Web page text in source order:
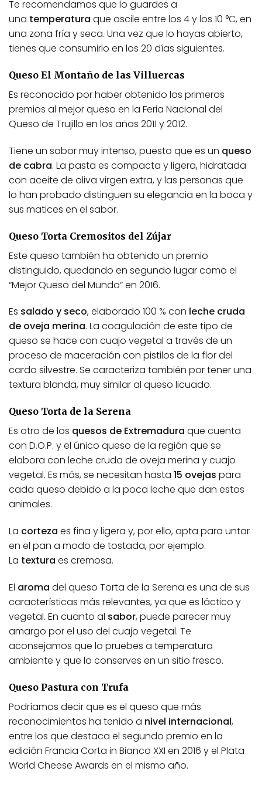
Te recomendamos que lo guardes a
una temperatura que oscile entre los 4 y los 10 °C, en
una zona fría y seca. Una vez que lo hayas abierto,
tienes que consumirlo en los 20 días siguientes.
Queso El Montaño de las Villuercas
Es reconocido por haber obtenido los primeros
premios al mejor queso en la Feria Nacional del
Queso de Trujillo en los años 2011 y 2012.
Tiene un sabor muy intenso, puesto que es un queso
de cabra. La pasta es compacta y ligera, hidratada
con aceite de oliva virgen extra, y las personas que
lo han probado distinguen su elegancia en la boca y
sus matices en el sabor.
Queso Torta Cremositos del Zújar
Este queso también ha obtenido un premio
distinguido, quedando en segundo lugar como el
“Mejor Queso del Mundo” en 2016.
Es salado y seco, elaborado 100 % con leche cruda
de oveja merina. La coagulación de este tipo de
queso se hace con cuajo vegetal a través de un
proceso de maceración con pistilos de la flor del
cardo silvestre. Se caracteriza también por tener una
textura blanda, muy similar al queso licuado.
Queso Torta de la Serena
Es otro de los quesos de Extremadura que cuenta
con D.O.P. y el único queso de la región que se
elabora con leche cruda de oveja merina y cuajo
vegetal. Es más, se necesitan hasta 15 ovejas para
cada queso debido a la poca leche que dan estos
animales.
La corteza es fina y ligera y, por ello, apta para untar
en el pan a modo de tostada, por ejemplo.
La textura es cremosa.
El aroma del queso Torta de la Serena es una de sus
características más relevantes, ya que es láctico y
vegetal. En cuanto al sabor, puede parecer muy
amargo por el uso del cuajo vegetal. Te
aconsejamos que lo pruebes a temperatura
ambiente y que lo conserves en un sitio fresco.
Queso Pastura con Trufa
Podríamos decir que es el queso que más
reconocimientos ha tenido a nivel internacional,
entre los que destaca el segundo premio en la
edición Francia Corta in Bianco XXI en 2016 y el Plata
World Cheese Awards en el mismo año.